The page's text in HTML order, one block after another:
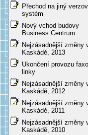
Přechod na jiný
systém
Nový vchod budovy
Business Centrum
Nejzásadnější změny
Kaskádě, 2013
Ukončení provozu
linky
Nejzásadnější změny
Kaskádě, 2012
Nejzásadnější změny
Kaskádě, 2011
Nejzásadnější změny
Kaskádě, 2010